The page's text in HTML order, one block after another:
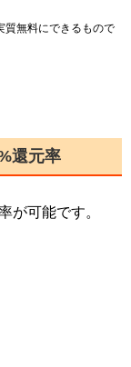
無料にできるもので
還元率
が可能です。